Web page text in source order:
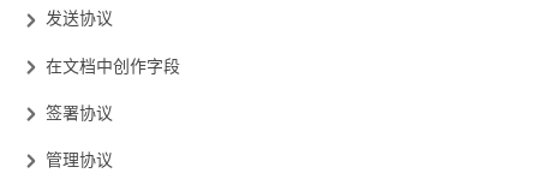
发送协议
在文档中创作字段
签署协议
管理协议